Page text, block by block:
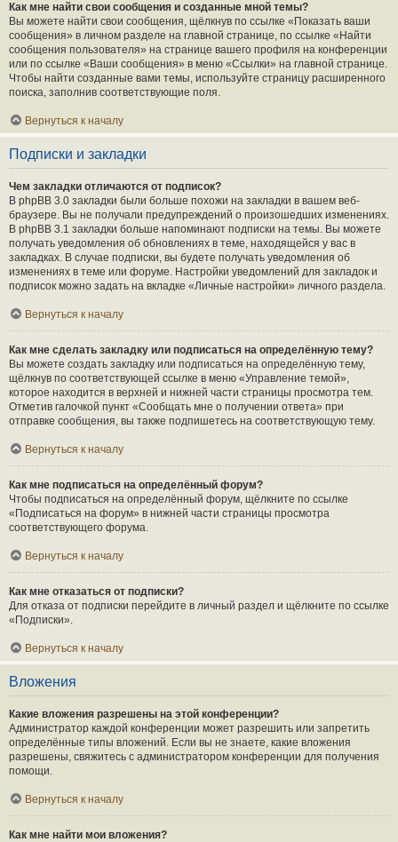
Как мне найти свои сообщения и созданные мной темы?
Вы можете найти свои сообщения, щёлкнув по ссылке «Показать ваши
сообщения» в личном разделе на главной странице, по ссылке «Найти
сообщения пользователя» на странице вашего профиля на конференции
или по ссылке «Ваши сообщения» в меню «Ссылки» на главной странице.
Чтобы найти созданные вами темы, используйте страницу расширенного
поиска, заполнив соответствующие поля.
Вернуться к началу
Подписки и закладки
Чем закладки отличаются от подписок?
В phpBB 3.0 закладки были больше похожи на закладки в вашем веб-
браузере. Вы не получали предупреждений о произошедших изменениях.
В phpBB 3.1 закладки больше напоминают подписки на темы. Вы можете
получать уведомления об обновлениях в теме, находящейся у вас в
закладках. В случае подписки, вы будете получать уведомления об
изменениях в теме или форуме. Настройки уведомлений для закладок и
подписок можно задать на вкладке «Личные настройки» личного раздела.
Вернуться к началу
Как мне сделать закладку или подписаться на определённую тему?
Вы можете создать закладку или подписаться на определённую тему,
щёлкнув по соответствующей ссылке в меню «Управление темой»,
которое находится в верхней и нижней части страницы просмотра тем.
Отметив галочкой пункт «Сообщать мне о получении ответа» при
отправке сообщения, вы также подпишетесь на соответствующую тему.
Вернуться к началу
Как мне подписаться на определённый форум?
Чтобы подписаться на определённый форум, щёлкните по ссылке
«Подписаться на форум» в нижней части страницы просмотра
соответствующего форума.
Вернуться к началу
Как мне отказаться от подписки?
Для отказа от подписки перейдите в личный раздел и щёлкните по ссылке
«Подписки».
Вернуться к началу
Вложения
Какие вложения разрешены на этой конференции?
Администратор каждой конференции может разрешить или запретить
определённые типы вложений. Если вы не знаете, какие вложения
разрешены, свяжитесь с администратором конференции для получения
помощи.
Вернуться к началу
Как мне найти мои вложения?